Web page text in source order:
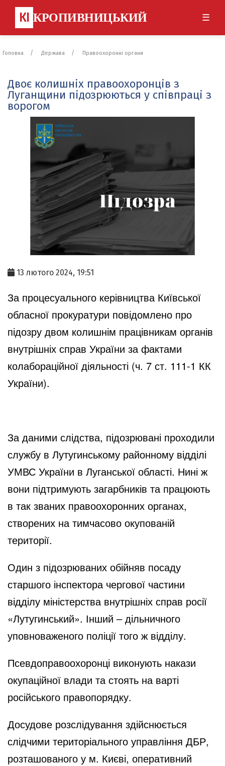
КІ КРОПИВНИЦЬКИЙ ☰
Головна Держава Правоохоронні органи
Двоє колишніх правоохоронців з
Луганщини підозрюються у співпраці з
ворогом
13 лютого 2024, 19:51
За процесуального керівництва Київської
обласної прокуратури повідомлено про
підозру двом колишнім працівникам органів
внутрішніх справ України за фактами
колабораційної діяльності (ч. 7 ст. 111-1 КК
України).
За даними слідства, підозрювані проходили
службу в Лутугинському районному відділі
УМВС України в Луганської області. Нині ж
вони підтримують загарбників та працюють
в так званих правоохоронних органах,
створених на тимчасово окупованій
території.
Один з підозрюваних обійняв посаду
старшого інспектора чергової частини
відділу міністерства внутрішніх справ росії
«Лутугинський». Інший – дільничного
уповноваженого поліції того ж відділу.
Псевдоправоохоронці виконують накази
окупаційної влади та стоять на варті
російського правопорядку.
Досудове розслідування здійснюється
слідчими територіального управління ДБР,
розташованого у м. Києві, оперативний